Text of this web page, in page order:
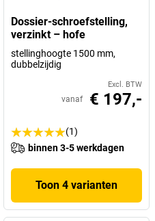
Dossier-schroefstelling,
verzinkt – hofe
stellinghoogte 1500 mm,
dubbelzijdig
Excl. BTW
vanaf € 197,-
(1)
binnen 3-5 werkdagen
Toon 4 varianten